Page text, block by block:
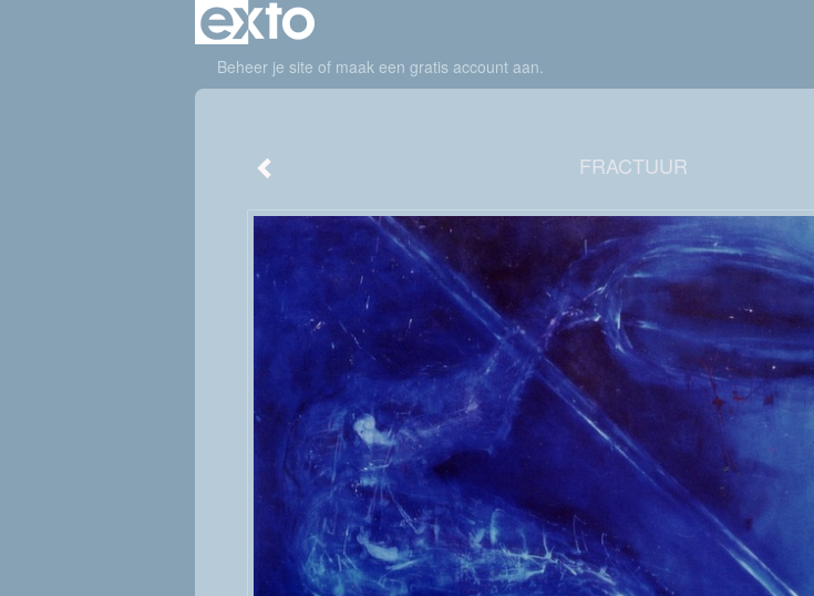
Beheer je site of maak een gratis account aan.
FRACTUUR